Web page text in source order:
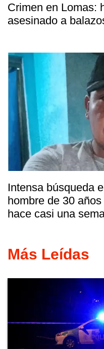
Crimen en Lomas:
asesinado a
Intensa búsqueda
hombre de 30
hace casi una
Más Leídas